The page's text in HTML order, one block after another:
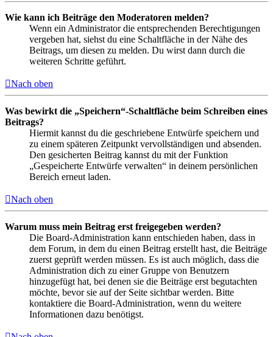
Wie kann ich Beiträge den Moderatoren melden?
Wenn ein Administrator die entsprechenden Berechtigungen
vergeben hat, siehst du eine Schaltfläche in der Nähe des
Beitrags, um diesen zu melden. Du wirst dann durch die
weiteren Schritte geführt.
Nach oben
Was bewirkt die „Speichern“-Schaltfläche beim Schreiben eines
Beitrags?
Hiermit kannst du die geschriebene Entwürfe speichern und
zu einem späteren Zeitpunkt vervollständigen und absenden.
Den gesicherten Beitrag kannst du mit der Funktion
„Gespeicherte Entwürfe verwalten“ in deinem persönlichen
Bereich erneut laden.
Nach oben
Warum muss mein Beitrag erst freigegeben werden?
Die Board-Administration kann entschieden haben, dass in
dem Forum, in dem du einen Beitrag erstellt hast, die Beiträge
zuerst geprüft werden müssen. Es ist auch möglich, dass die
Administration dich zu einer Gruppe von Benutzern
hinzugefügt hat, bei denen sie die Beiträge erst begutachten
möchte, bevor sie auf der Seite sichtbar werden. Bitte
kontaktiere die Board-Administration, wenn du weitere
Informationen dazu benötigst.